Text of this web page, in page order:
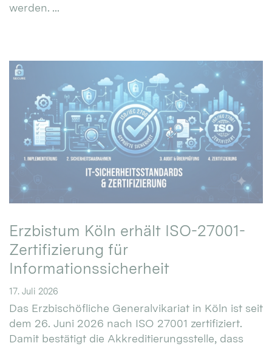
werden. ...
Erzbistum Köln erhält ISO-27001-
Zertifizierung für
Informationssicherheit
17. Juli 2026
Das Erzbischöfliche Generalvikariat in Köln ist seit
dem 26. Juni 2026 nach ISO 27001 zertifiziert.
Damit bestätigt die Akkreditierungsstelle, dass